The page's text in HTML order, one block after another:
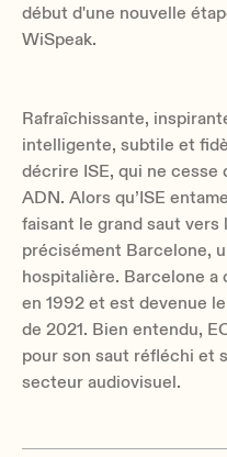
début d'une nouvelle
WiSpeak.
Rafraîchissante,
intelligente, subtile et
décrire ISE, qui ne cesse
ADN. Alors qu’ISE
faisant le grand saut
précisément Barcelone,
hospitalière. Barcelone a
en 1992 et est devenue
de 2021. Bien entendu,
pour son saut réfléchi et
secteur audiovisuel.